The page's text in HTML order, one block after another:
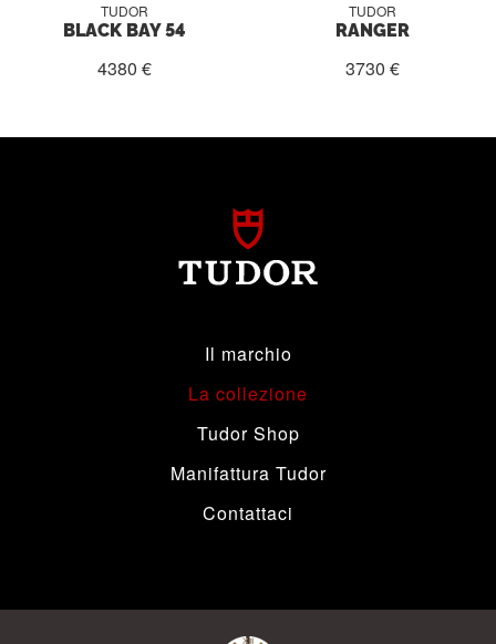
TUDOR
BLACK BAY 54
4380 €
TUDOR
RANGER
3730 €
Il marchio
La collezione
Tudor Shop
Manifattura Tudor
Contattaci